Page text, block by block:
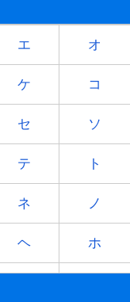
エ オ
ケ コ
セ ソ
テ ト
ネ ノ
ヘ ホ